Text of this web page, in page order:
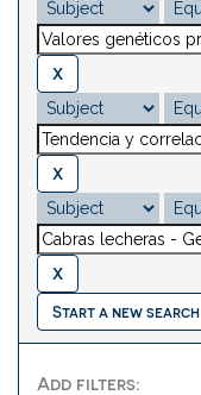
Start a new search
Add filters: